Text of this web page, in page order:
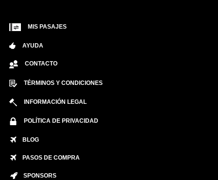
MIS PASAJES
AYUDA
CONTACTO
TÉRMINOS Y CONDICIONES
INFORMACIÓN LEGAL
POLÍTICA DE PRIVACIDAD
BLOG
PASOS DE COMPRA
SPONSORS